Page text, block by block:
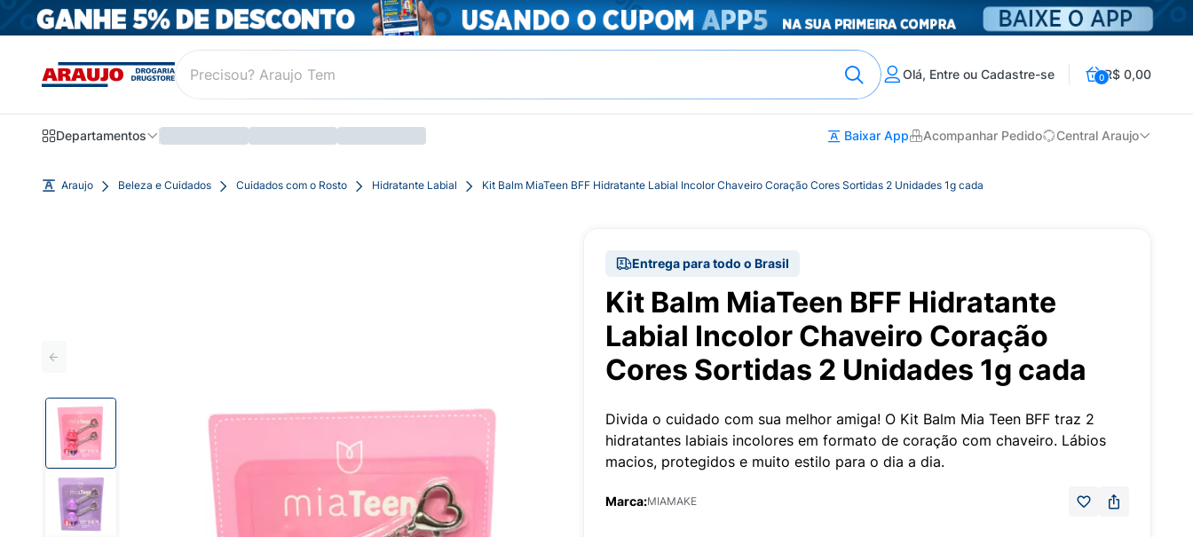
Olá, Entre ou Cadastre-se 0R$ 0,00
Departamentos Baixar App Acompanhar Pedido Central Araujo
Araujo Beleza e Cuidados Cuidados com o Rosto Hidratante Labial Kit Balm MiaTeen BFF Hidratante Labial Incolor Chaveiro Coração Cores Sortidas 2 Unidades 1g cada
Entrega para todo o Brasil
Kit Balm MiaTeen BFF Hidratante
Labial Incolor Chaveiro Coração
Cores Sortidas 2 Unidades 1g cada
Divida o cuidado com sua melhor amiga! O Kit Balm Mia Teen BFF traz 2
hidratantes labiais incolores em formato de coração com chaveiro. Lábios
macios, protegidos e muito estilo para o dia a dia.
Marca:MIAMAKE